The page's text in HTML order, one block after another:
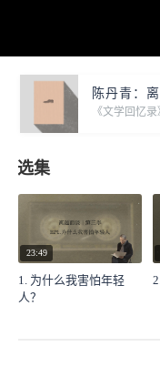
陈丹青：
《文学回忆
选集
23:49
1. 为什么我害怕年轻
人？